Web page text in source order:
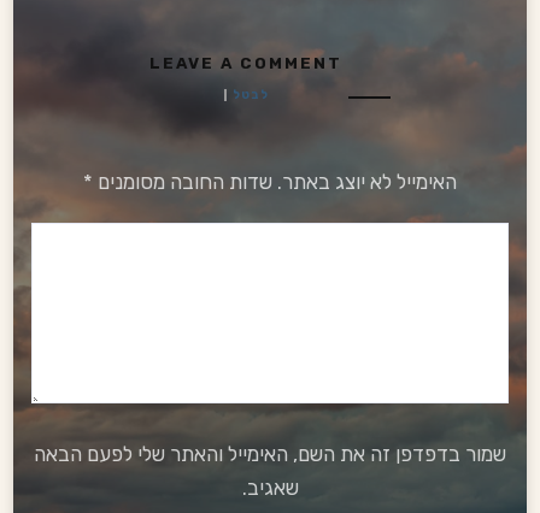
LEAVE A COMMENT
לבטל
האימייל לא יוצג באתר. שדות החובה מסומנים *
שמור בדפדפן זה את השם, האימייל והאתר שלי לפעם הבאה
שאגיב.